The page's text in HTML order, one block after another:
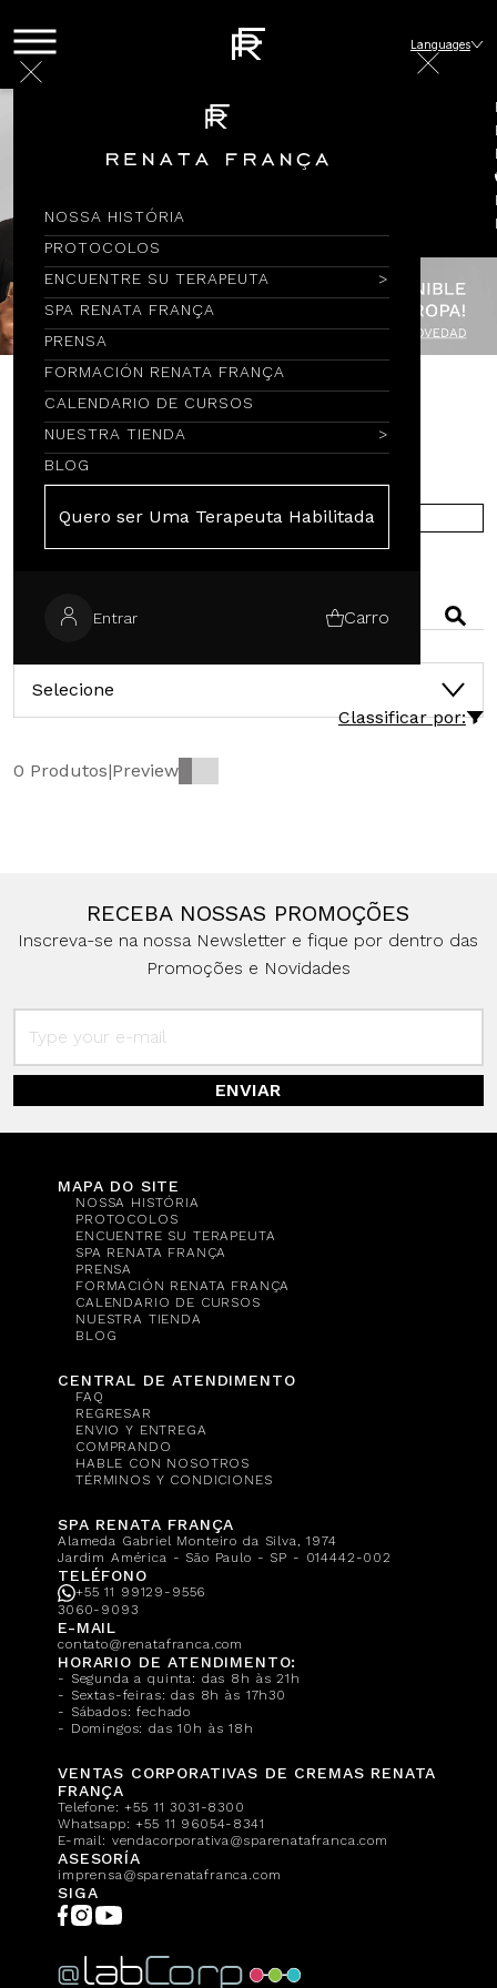
NOSSA HISTÓRIA
PROTOCOLOS
ENCUENTRE SU TERAPEUTA
SPA RENATA FRANÇA
PRENSA
FORMACIÓN RENATA FRANÇA
CALENDARIO DE CURSOS
NUESTRA TIENDA
BLOG
Quero ser Uma Terapeuta Habilitada
Entrar Carro
Languages
Encontre por Nome
COMPRA EN EUROPA
Selecione
Classificar por:
0 Produtos|Preview
RECEBA NOSSAS PROMOÇÕES
Inscreva-se na nossa Newsletter e fique por dentro das
Promoções e Novidades
ENVIAR
MAPA DO SITE
NOSSA HISTÓRIA
PROTOCOLOS
ENCUENTRE SU TERAPEUTA
SPA RENATA FRANÇA
PRENSA
FORMACIÓN RENATA FRANÇA
CALENDARIO DE CURSOS
NUESTRA TIENDA
BLOG
CENTRAL DE ATENDIMENTO
FAQ
REGRESAR
ENVIO Y ENTREGA
COMPRANDO
HABLE CON NOSOTROS
TÉRMINOS Y CONDICIONES
SPA RENATA FRANÇA
Alameda Gabriel Monteiro da Silva, 1974
Jardim América - São Paulo - SP - 014442-002
TELÉFONO
+55 11 99129-9556
3060-9093
E-MAIL
contato@renatafranca.com
HORARIO DE ATENDIMENTO:
- Segunda a quinta: das 8h às 21h
- Sextas-feiras: das 8h às 17h30
- Sábados: fechado
- Domingos: das 10h às 18h
VENTAS CORPORATIVAS DE CREMAS RENATA
FRANÇA
Telefone:+55 11 3031-8300
Whatsapp:+55 11 96054-8341
E-mail: vendacorporativa@sparenatafranca.com
ASESORÍA
imprensa@sparenatafranca.com
SIGA